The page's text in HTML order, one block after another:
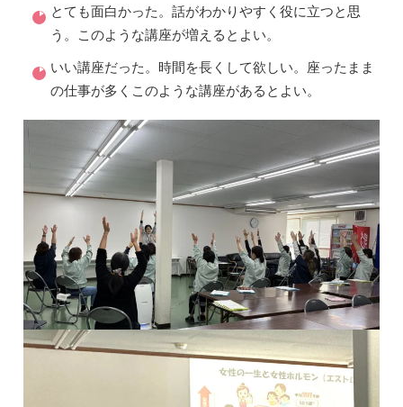
とても面白かった。話がわかりやすく役に立つと思
う。このような講座が増えるとよい。
いい講座だった。時間を長くして欲しい。座ったまま
の仕事が多くこのような講座があるとよい。